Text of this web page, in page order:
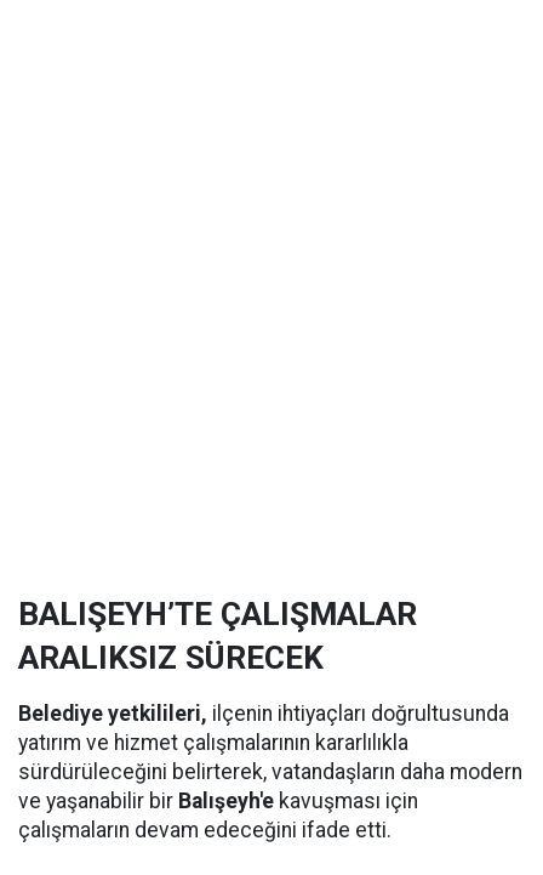
BALIŞEYH’TE ÇALIŞMALAR
ARALIKSIZ SÜRECEK
Belediye yetkilileri, ilçenin ihtiyaçları doğrultusunda
yatırım ve hizmet çalışmalarının kararlılıkla
sürdürüleceğini belirterek, vatandaşların daha modern
ve yaşanabilir bir Balışeyh'e kavuşması için
çalışmaların devam edeceğini ifade etti.